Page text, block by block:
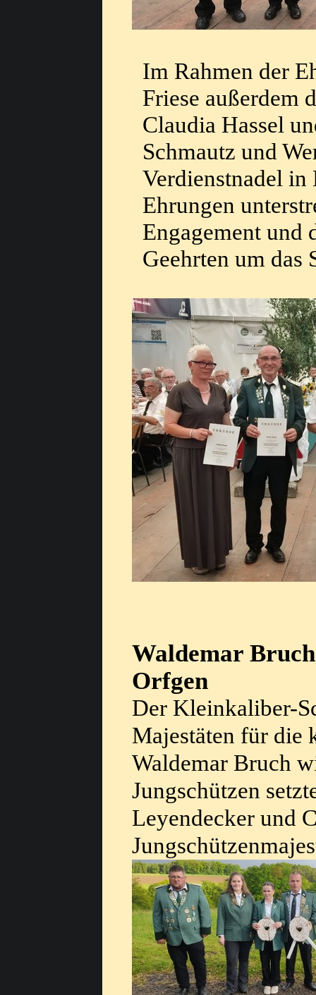
Im Rahmen der
Friese außerdem
Claudia Hassel
Schmautz und
Verdienstnadel in
Ehrungen
Engagement und
Geehrten um das
Waldemar
Orfgen
Der Kleinkaliber-
Majestäten für die
Waldemar Bruch
Jungschützen
Leyendecker und